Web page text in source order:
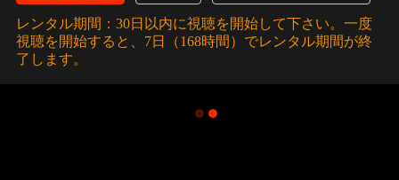
レンタル期間：30日以内に視聴を開始して下さい。一度
視聴を開始すると、7日（168時間）でレンタル期間が終
了します。